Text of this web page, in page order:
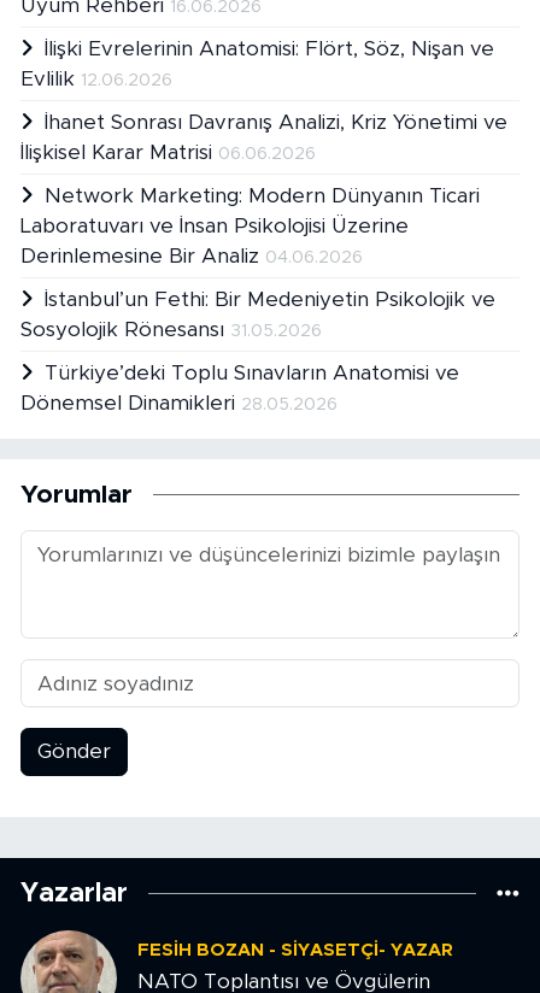
Uyum Rehberi 16.06.2026
İlişki Evrelerinin Anatomisi: Flört, Söz, Nişan ve
Evlilik 12.06.2026
İhanet Sonrası Davranış Analizi, Kriz Yönetimi ve
İlişkisel Karar Matrisi 06.06.2026
Network Marketing: Modern Dünyanın Ticari
Laboratuvarı ve İnsan Psikolojisi Üzerine
Derinlemesine Bir Analiz 04.06.2026
İstanbul’un Fethi: Bir Medeniyetin Psikolojik ve
Sosyolojik Rönesansı 31.05.2026
Türkiye’deki Toplu Sınavların Anatomisi ve
Dönemsel Dinamikleri 28.05.2026
Yorumlar
Gönder
Yazarlar
FESIH BOZAN - SIYASETÇI- YAZAR
NATO Toplantısı ve Övgülerin